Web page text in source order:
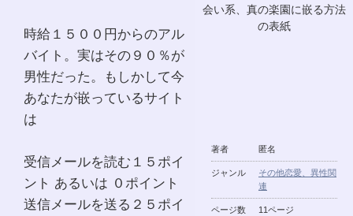
著者 匿名
ジャンル
その他恋愛、異性関
連
ページ数 11ページ
時給１５００円からのアル
バイト。実はその９０％が
男性だった。もしかして今
あなたが嵌っているサイト
は
受信メールを読む１５ポイ
ント あるいは ０ポイント
送信メールを送る２５ポイ